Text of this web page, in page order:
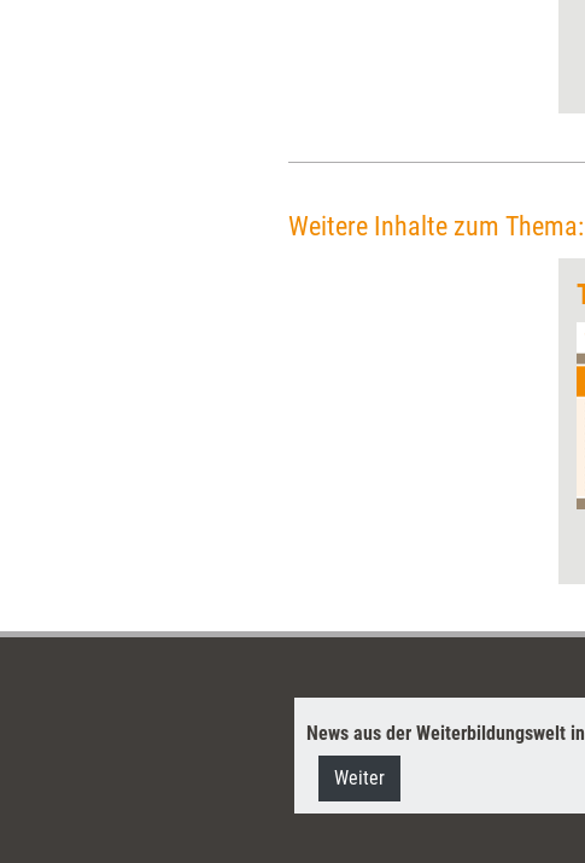
Weitere Inhalte zum Thema:
News aus der Weiterbildungswelt
Weiter